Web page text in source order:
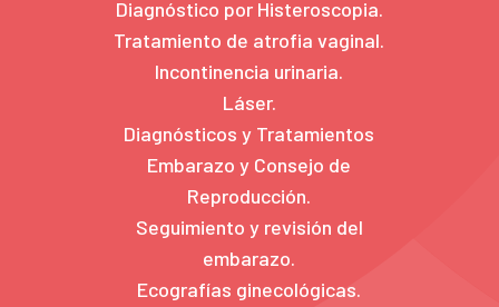
Diagnóstico por Histeroscopia.
Tratamiento de atrofia vaginal.
Incontinencia urinaria.
Láser.
Diagnósticos y Tratamientos
Embarazo y Consejo de
Reproducción.
Seguimiento y revisión del
embarazo.
Ecografías ginecológicas.